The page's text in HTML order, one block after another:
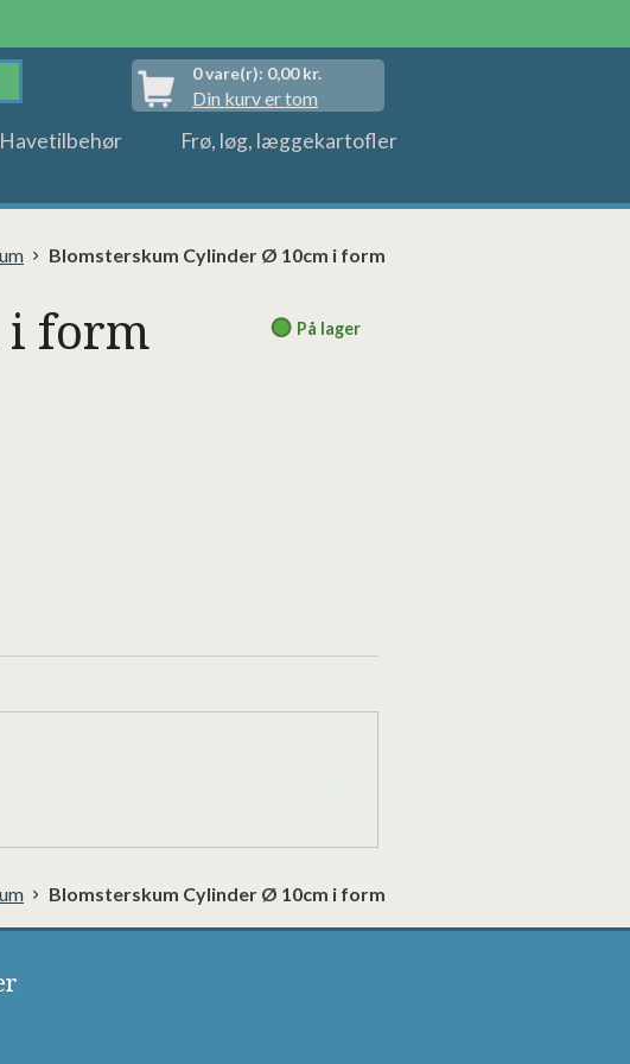
0vare(r): 0,00kr.
Din kurv er tom
Havetilbehør
Frø, løg, læggekartofler
Blomsterskum Cylinder Ø 10cm i form
i form På lager
Blomsterskum Cylinder Ø 10cm i form